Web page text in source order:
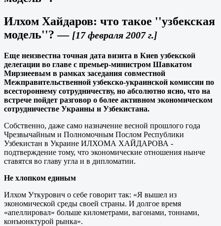
Илхом Хайдаров: что такое ''узбекская
модель''?— [17 февраля 2007 г.]
Еще неизвестна точная дата визита в Киев узбекской
делегации во главе с премьер-министром Шавкатом
Мирзиеевым в рамках заседания совместной
Межправительственной узбекско-украинской комиссии по
всестороннему сотрудничеству, но абсолютно ясно, что на
встрече пойдет разговор о более активном экономическом
сотрудничестве Украины и Узбекистана.
Собственно, даже само назначение весной прошлого года
Чрезвычайным и Полномочным Послом Республики
Узбекистан в Украине ИЛХОМА ХАЙДАРОВА -
подтверждение тому, что экономические отношения нынче
ставятся во главу угла и в дипломатии.
Не хлопком единым
Илхом Уткурович о себе говорит так: «Я вышел из
экономической среды своей страны. И долгое время
«апеллировал» больше километрами, вагонами, тоннами,
конъюнктурой рынка».